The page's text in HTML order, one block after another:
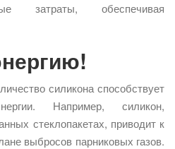
затраты, обеспечивая
силикона способствует
Например, силикон,
стеклопакетах, приводит к
выбросов парниковых газов.